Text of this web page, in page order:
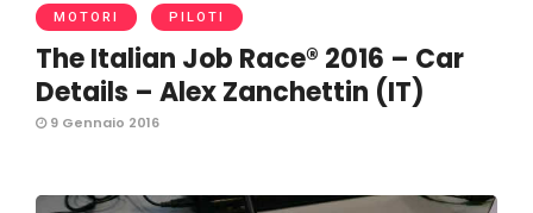
MOTORI PILOTI
The Italian Job Race® 2016 – Car
Details – Alex Zanchettin (IT)
9 Gennaio 2016